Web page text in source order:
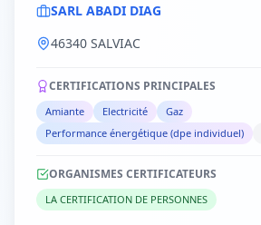
SARL ABADI DIAG
46340 SALVIAC
CERTIFICATIONS PRINCIPALES
Amiante Electricité
Gaz
Performance énergétique (dpe individuel)
ORGANISMES CERTIFICATEURS
LA CERTIFICATION DE PERSONNES